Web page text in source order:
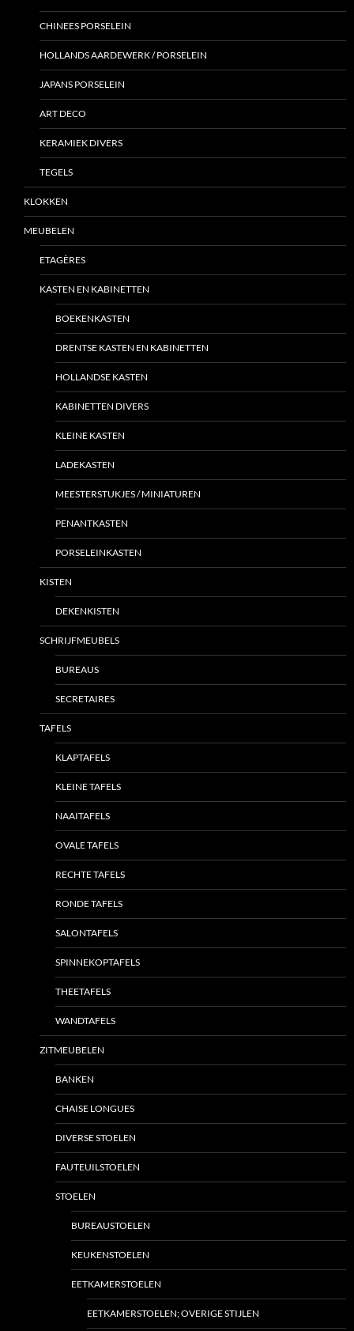
CHINEES PORSELEIN
HOLLANDS AARDEWERK / PORSELEIN
JAPANS PORSELEIN
ART DECO
KERAMIEK DIVERS
TEGELS
KLOKKEN
MEUBELEN
ETAGÈRES
KASTEN EN KABINETTEN
BOEKENKASTEN
DRENTSE KASTEN EN KABINETTEN
HOLLANDSE KASTEN
KABINETTEN DIVERS
KLEINE KASTEN
LADEKASTEN
MEESTERSTUKJES / MINIATUREN
PENANTKASTEN
PORSELEINKASTEN
KISTEN
DEKENKISTEN
SCHRIJFMEUBELS
BUREAUS
SECRETAIRES
TAFELS
KLAPTAFELS
KLEINE TAFELS
NAAITAFELS
OVALE TAFELS
RECHTE TAFELS
RONDE TAFELS
SALONTAFELS
SPINNEKOPTAFELS
THEETAFELS
WANDTAFELS
ZITMEUBELEN
BANKEN
CHAISE LONGUES
DIVERSE STOELEN
FAUTEUILSTOELEN
STOELEN
BUREAUSTOELEN
KEUKENSTOELEN
EETKAMERSTOELEN
EETKAMERSTOELEN; OVERIGE STIJLEN